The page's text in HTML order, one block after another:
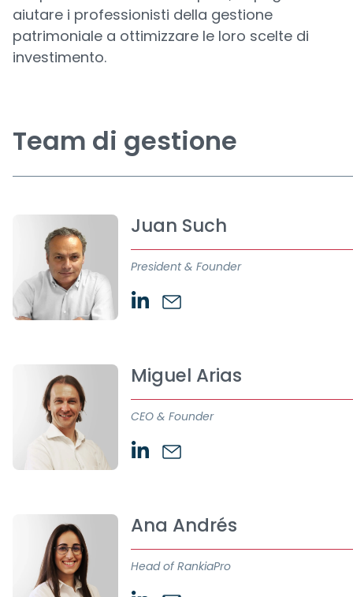
aiutare i professionisti della gestione
patrimoniale a ottimizzare le loro scelte di
investimento.
Team di gestione
Juan Such
President & Founder
Miguel Arias
CEO & Founder
Ana Andrés
Head of RankiaPro